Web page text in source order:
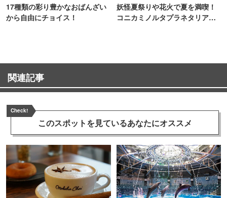
17種類の彩り豊かなおばんざい
から自由にチョイス！
妖怪夏祭りや花火で夏を満喫！
コニカミノルタプラネタリア
関連記事
Check!
このスポットを見ているあなたにオススメ